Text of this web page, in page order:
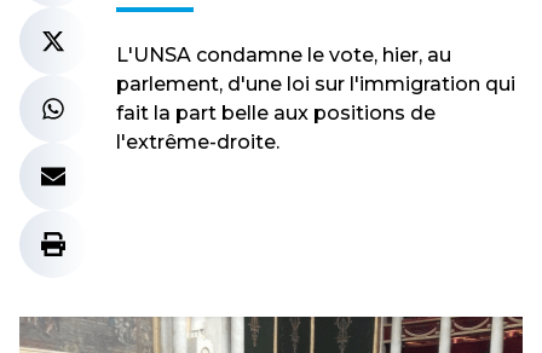
L'UNSA condamne le vote, hier, au
parlement, d'une loi sur l'immigration qui
fait la part belle aux positions de
l'extrême-droite.